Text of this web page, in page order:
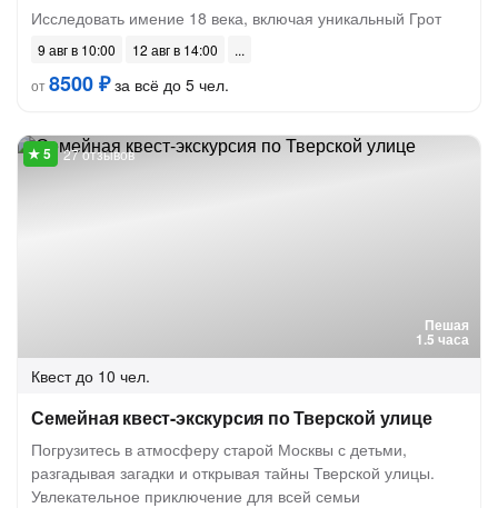
Исследовать имение 18 века, включая уникальный Грот
9 авг в 10:00
12 авг в 14:00
от8500 ₽за всё до 5 чел.
Пешая
1.5 часа
27 отзывов
Квест до 10 чел.
Семейная квест-экскурсия по Тверской улице
Погрузитесь в атмосферу старой Москвы с детьми,
разгадывая загадки и открывая тайны Тверской улицы.
Увлекательное приключение для всей семьи